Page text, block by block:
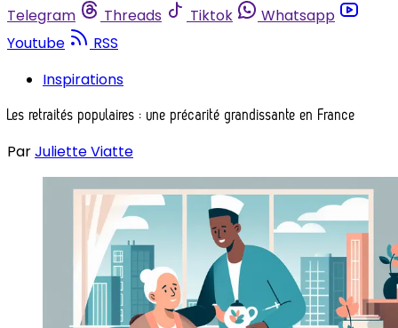
Telegram
Threads Tiktok
Whatsapp
Youtube
RSS
Inspirations
Les retraités populaires : une précarité grandissante en France
ParJuliette Viatte